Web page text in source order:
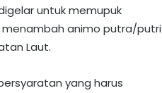
untuk memupuk
menambah animo putra/putri
Laut.
yang harus